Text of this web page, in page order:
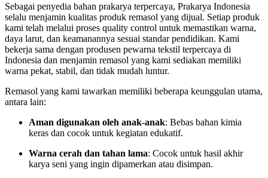
Sebagai penyedia bahan prakarya terpercaya, Prakarya Indonesia
selalu menjamin kualitas produk remasol yang dijual. Setiap produk
kami telah melalui proses quality control untuk memastikan warna,
daya larut, dan keamanannya sesuai standar pendidikan. Kami
bekerja sama dengan produsen pewarna tekstil terpercaya di
Indonesia dan menjamin remasol yang kami sediakan memiliki
warna pekat, stabil, dan tidak mudah luntur.
Remasol yang kami tawarkan memiliki beberapa keunggulan utama,
antara lain:
Aman digunakan oleh anak-anak: Bebas bahan kimia
keras dan cocok untuk kegiatan edukatif.
Warna cerah dan tahan lama: Cocok untuk hasil akhir
karya seni yang ingin dipamerkan atau disimpan.